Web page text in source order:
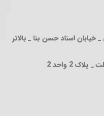
استاد حسن بنا _ بالاتر
2 واحد 2